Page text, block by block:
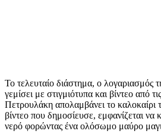
Το τελευταίο διάστημα, ο λογαριασμός
γεμίσει με στιγμιότυπα και βίντεο από
Πετρουλάκη απολαμβάνει το
βίντεο που δημοσίευσε, εμφανίζεται
νερό φορώντας ένα ολόσωμο μαύρο